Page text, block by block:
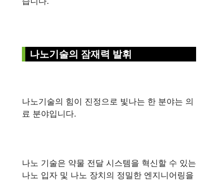
나노기술의 잠재력 발휘
나노기술의 힘이 진정으로 빛나는 한 분야는 의
료 분야입니다.
나노 기술은 약물 전달 시스템을 혁신할 수 있는
나노 입자 및 나노 장치의 정밀한 엔지니어링을